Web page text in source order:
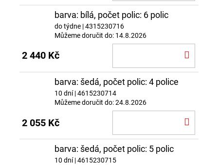
barva: bílá, počet polic: 6 polic
do týdne | 4315230716
Můžeme doručit do: 14.8.2026
2 440 Kč
barva: šedá, počet polic: 4 police
10 dní| 4615230714
Můžeme doručit do:24.8.2026
2 055 Kč
barva: šedá, počet polic: 5 polic
10 dní| 4615230715